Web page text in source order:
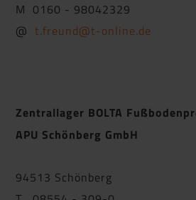
M 0160 - 98042329
@t.freund@t-online.de
Zentrallager BOLTA
APU Schönberg GmbH
94513 Schönberg